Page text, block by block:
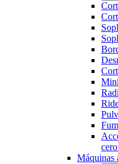
Máquinas